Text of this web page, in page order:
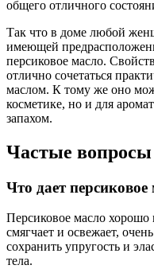
общего отличного
Так что в доме любой
имеющей
персиковое масло.
отлично сочетаться
маслом. К тому же оно
косметике, но и для
запахом.
Частые вопросы
Что дает
Персиковое масло
смягчает и освежает,
сохранить упругость и
тела.